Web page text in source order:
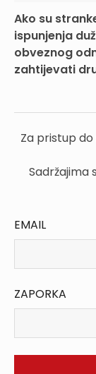
Ako su
ispunjenja
obveznog
zahtijevati
Za pristup
Sadržajima
EMAIL
ZAPORKA